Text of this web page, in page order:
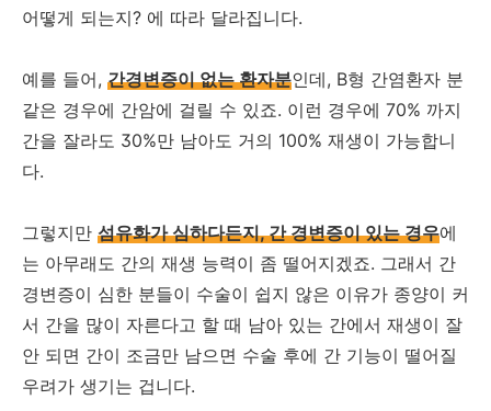
어떻게 되는지? 에 따라 달라집니다.
예를 들어, 간경변증이 없는 환자분인데, B형 간염환자 분
같은 경우에 간암에 걸릴 수 있죠. 이런 경우에 70% 까지
간을 잘라도 30%만 남아도 거의 100% 재생이 가능합니
다.
그렇지만 섬유화가 심하다든지, 간 경변증이 있는 경우에
는 아무래도 간의 재생 능력이 좀 떨어지겠죠. 그래서 간
경변증이 심한 분들이 수술이 쉽지 않은 이유가 종양이 커
서 간을 많이 자른다고 할 때 남아 있는 간에서 재생이 잘
안 되면 간이 조금만 남으면 수술 후에 간 기능이 떨어질
우려가 생기는 겁니다.